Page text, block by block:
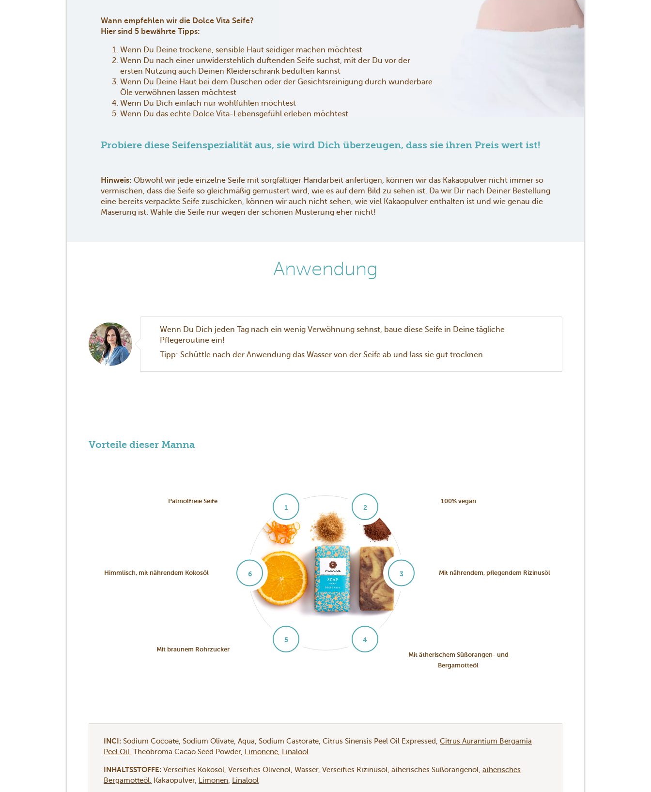
Wann empfehlen wir die Dolce Vita Seife?
Hier sind 5 bewährte Tipps:
Wenn Du Deine trockene, sensible Haut seidiger machen möchtest
Wenn Du nach einer unwiderstehlich duftenden Seife suchst, mit der Du vor der
ersten Nutzung auch Deinen Kleiderschrank beduften kannst
Wenn Du Deine Haut bei dem Duschen oder der Gesichtsreinigung durch wunderbare
Öle verwöhnen lassen möchtest
Wenn Du Dich einfach nur wohlfühlen möchtest
Wenn Du das echte Dolce Vita-Lebensgefühl erleben möchtest
Probiere diese Seifenspezialität aus, sie wird Dich überzeugen, dass sie ihren Preis wert ist!
Hinweis: Obwohl wir jede einzelne Seife mit sorgfältiger Handarbeit anfertigen, können wir das Kakaopulver nicht immer so
vermischen, dass die Seife so gleichmäßig gemustert wird, wie es auf dem Bild zu sehen ist. Da wir Dir nach Deiner Bestellung
eine bereits verpackte Seife zuschicken, können wir auch nicht sehen, wie viel Kakaopulver enthalten ist und wie genau die
Maserung ist. Wähle die Seife nur wegen der schönen Musterung eher nicht!
Anwendung
Wenn Du Dich jeden Tag nach ein wenig Verwöhnung sehnst, baue diese Seife in Deine tägliche
Pflegeroutine ein!
Tipp: Schüttle nach der Anwendung das Wasser von der Seife ab und lass sie gut trocknen.
Vorteile dieser Manna
1
Palmölfreie Seife
2
100% vegan
6
Himmlisch, mit nährendem Kokosöl 3 Mit nährendem, pflegendem Rizinusöl
5
Mit braunem Rohrzucker
4
Mit ätherischem Süßorangen- und
Bergamotteöl
INCI: Sodium Cocoate Sodium Olivate Aqua Sodium Castorate Citrus Sinensis Peel Oil Expressed Citrus Aurantium Bergamia
Peel Oil Theobroma Cacao Seed Powder Limonene Linalool
INHALTSSTOFFE: Verseiftes Kokosöl Verseiftes Olivenöl Wasser Verseiftes Rizinusöl ätherisches Süßorangenöl ätherisches
Bergamotteöl Kakaopulver Limonen Linalool